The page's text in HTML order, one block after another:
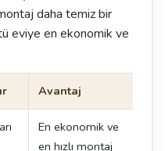
daha temiz bir
eviye en ekonomik ve
Avantaj
En ekonomik ve
en hızlı montaj